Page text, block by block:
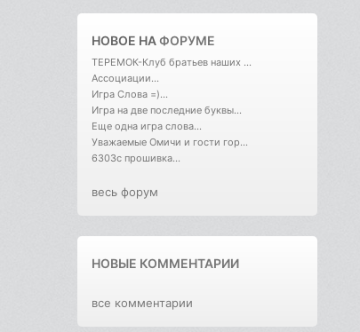
НОВОЕ НАФОРУМЕ
ТЕРЕМОК-Клуб братьев наших ...
Ассоциации...
Игра Слова =)...
Игра на две последние буквы...
Еще одна игра слова...
Уважаемые Омичи и гости гор...
6303с прошивка...
весь форум
НОВЫЕ КОММЕНТАРИИ
все комментарии